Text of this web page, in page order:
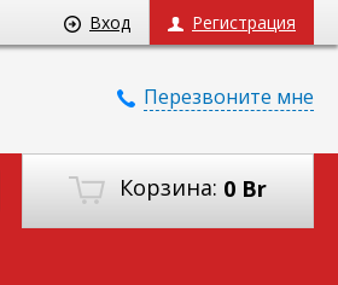
Вход Регистрация
Перезвоните мне
Корзина: 0 Br